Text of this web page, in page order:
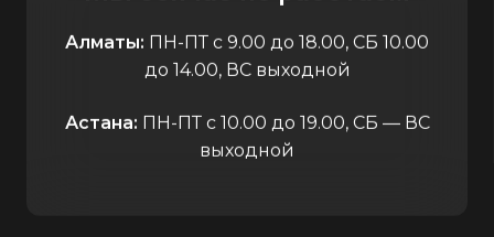
Алматы: ПН-ПТ с 9.00 до 18.00, СБ 10.00
до 14.00, ВС выходной
Астана: ПН-ПТ с 10.00 до 19.00, СБ — ВС
выходной